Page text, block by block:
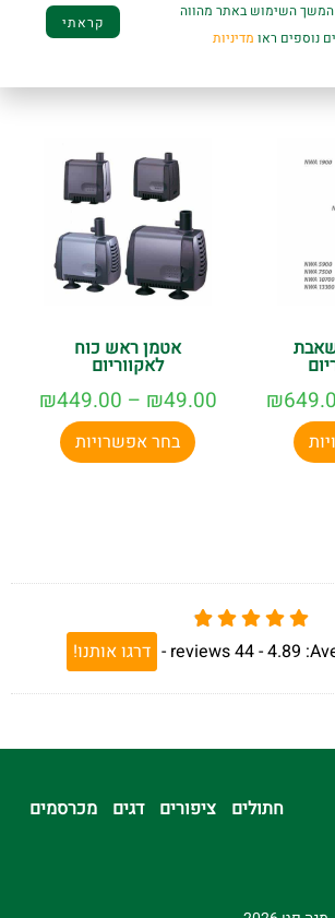
2 משאבת
₪
אטמן ראש כוח
לאקווריום
₪49.00
–
₪449.00
בחר אפשרויות
4.89 -
44
reviews
- דרגו אותנו!
חתולים ציפורים דגים מכרסמים
השימוש באתר מהווה
נוספים ראו מדיניות
קראתי